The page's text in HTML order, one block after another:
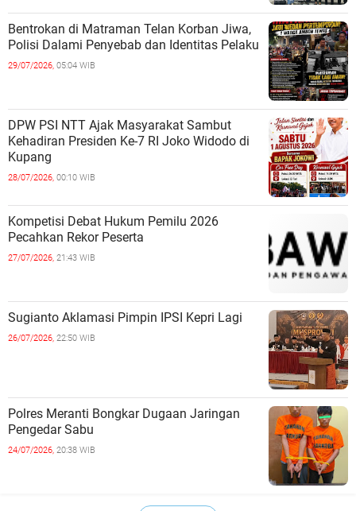
Bentrokan di Matraman Telan Korban Jiwa,
Polisi Dalami Penyebab dan Identitas Pelaku
29/07/2026, 05:04 WIB
DPW PSI NTT Ajak Masyarakat Sambut
Kehadiran Presiden Ke-7 RI Joko Widodo di
Kupang
28/07/2026, 00:10 WIB
Kompetisi Debat Hukum Pemilu 2026
Pecahkan Rekor Peserta
27/07/2026, 21:43 WIB
Sugianto Aklamasi Pimpin IPSI Kepri Lagi
26/07/2026, 22:50 WIB
Polres Meranti Bongkar Dugaan Jaringan
Pengedar Sabu
24/07/2026, 20:38 WIB